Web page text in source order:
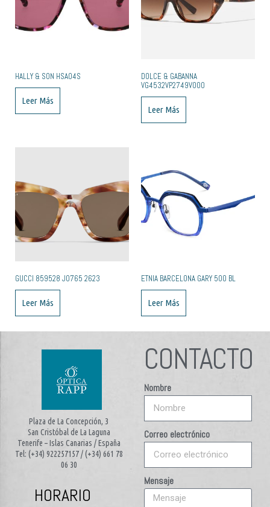
HALLY & SON HSA04S
Leer Más
DOLCE & GABANNA
VG4532VP2749V000
Leer Más
GUCCI 859528 J0765 2623
Leer Más
ETNIA BARCELONA GARY 50O BL
Leer Más
Plaza de La Concepción, 3
San Cristóbal de La Laguna
Tenerife – Islas Canarias / España
Tel: (+34) 922257157 / (+34) 661 78
06 30
HORARIO
CONTACTO
Nombre
Correo electrónico
Mensaje